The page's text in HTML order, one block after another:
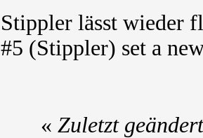
Stippler lässt wieder
#5 (Stippler) set a
« Zuletzt